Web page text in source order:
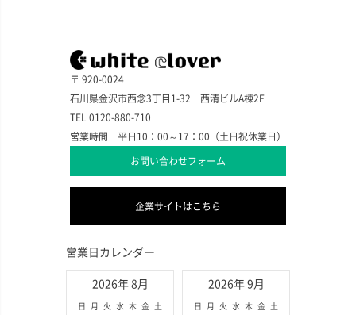
〒 920-0024
石川県金沢市西念3丁目1-32 西清ビルA棟2F
TEL 0120-880-710
営業時間 平日10：00～17：00（土日祝休業日）
お問い合わせフォーム
企業サイトはこちら
営業日カレンダー
2026年 8月
日 月 火 水 木 金
土
2026年 9月
日 月 火 水 木 金
土